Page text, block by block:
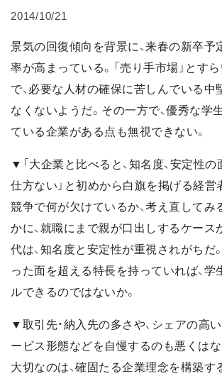
2014/10/21
景気の回復傾向を背景に、来春の新卒予
率が高まっている。「売り手市場」とす
で、必要な人材の確保に苦しんでいる中
なくないようだ。その一方で、優秀な学
ている企業がある点も無視できない。
▼「大企業と比べると、知名度、安定性
仕方ない」と初めから白旗を掲げる経営
競争で何が欠けているか、考え直してみ
かに、就職にまで親が口出しするケース
代は、知名度と安定性が重視されがちだ
った面を超える特長を持っていれば、学
ルできるのではないか。
▼取引先・納入先の多さや、シェアの高
ービス形態などを自慢するのも悪くはな
大切なのは、確固たる企業理念を構築す